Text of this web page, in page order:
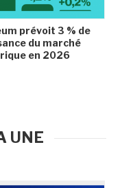
prévoit 3 % de
du marché
en 2026
UNE